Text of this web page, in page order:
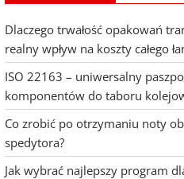
Dlaczego trwałość opakowań
realny wpływ na koszty całego
ISO 22163 – uniwersalny
komponentów do taboru
Co zrobić po otrzymaniu noty
spedytora?
Jak wybrać najlepszy program